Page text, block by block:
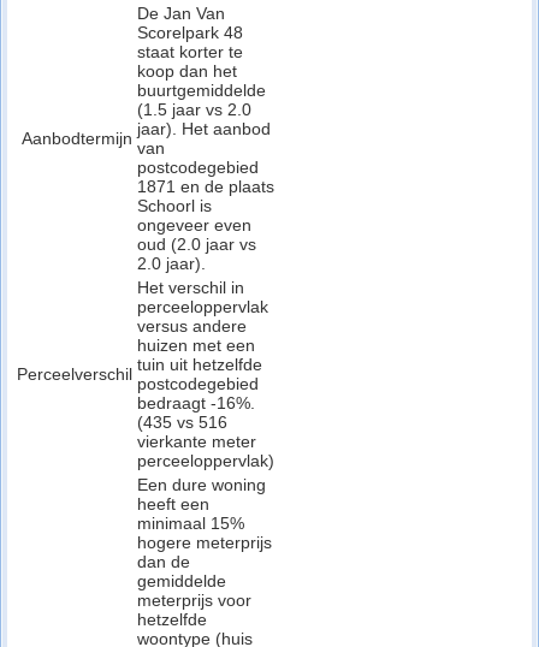
Aanbodtermijn
De Jan Van
Scorelpark 48
staat korter te
koop dan het
buurtgemiddelde
(1.5 jaar vs 2.0
jaar). Het aanbod
van
postcodegebied
1871 en de plaats
Schoorl is
ongeveer even
oud (2.0 jaar vs
2.0 jaar).
Perceelverschil
Het verschil in
perceeloppervlak
versus andere
huizen met een
tuin uit hetzelfde
postcodegebied
bedraagt -16%.
(435 vs 516
vierkante meter
perceeloppervlak)
Een dure woning
heeft een
minimaal 15%
hogere meterprijs
dan de
gemiddelde
meterprijs voor
hetzelfde
woontype (huis